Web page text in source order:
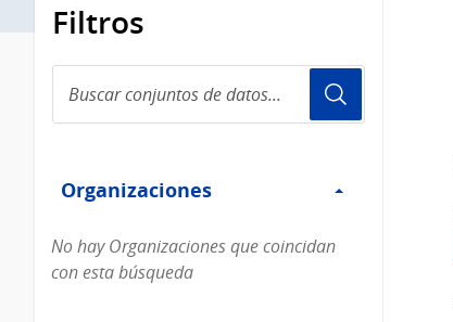
Filtros
conjuntos
de
Organizaciones
Organizaciones
No hay Organizaciones que coincidan
con esta búsqueda